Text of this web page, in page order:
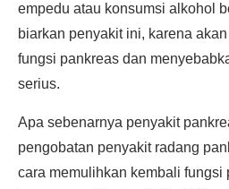
empedu atau konsumsi alkohol
biarkan penyakit ini, karena
fungsi pankreas dan
serius.
Apa sebenarnya penyakit
pengobatan penyakit radang
cara memulihkan kembali fungsi